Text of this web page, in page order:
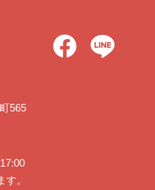
565
。